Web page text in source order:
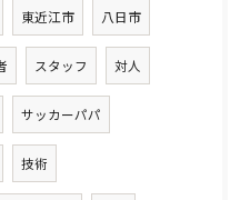
東近江市 八日市
スタッフ 対人
サッカーパパ
技術